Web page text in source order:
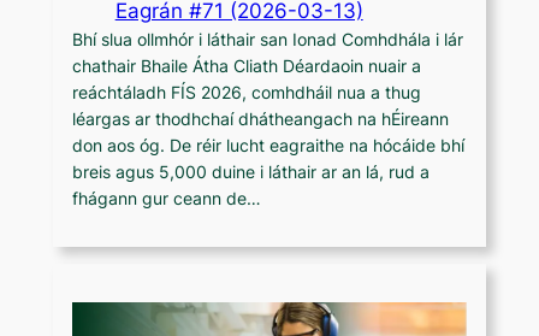
Eagrán #71 (2026-03-13)
Bhí slua ollmhór i láthair san Ionad Comhdhála i lár
chathair Bhaile Átha Cliath Déardaoin nuair a
reáchtáladh FÍS 2026, comhdháil nua a thug
léargas ar thodhchaí dhátheangach na hÉireann
don aos óg. De réir lucht eagraithe na hócáide bhí
breis agus 5,000 duine i láthair ar an lá, rud a
fhágann gur ceann de…